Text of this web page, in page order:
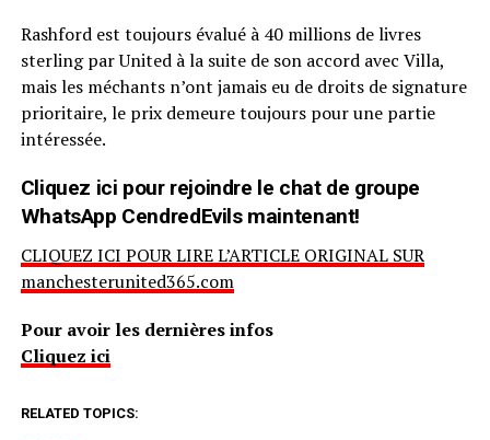
Rashford est toujours évalué à 40 millions de livres
sterling par United à la suite de son accord avec Villa,
mais les méchants n’ont jamais eu de droits de signature
prioritaire, le prix demeure toujours pour une partie
intéressée.
Cliquez ici pour rejoindre le chat de groupe
WhatsApp CendredEvils maintenant!
CLIQUEZ ICI POUR LIRE L’ARTICLE ORIGINAL SUR
manchesterunited365.com
Pour avoir les dernières infos
Cliquez ici
RELATED TOPICS: